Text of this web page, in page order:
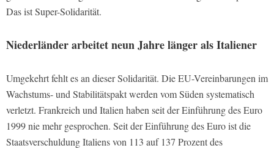
Das ist Super-Solidarität.
Niederländer arbeitet neun Jahre länger als Italiener
Umgekehrt fehlt es an dieser Solidarität. Die EU-Vereinbarungen im
Wachstums- und Stabilitätspakt werden vom Süden systematisch
verletzt. Frankreich und Italien haben seit der Einführung des Euro
1999 nie mehr gesprochen. Seit der Einführung des Euro ist die
Staatsverschuldung Italiens von 113 auf 137 Prozent des